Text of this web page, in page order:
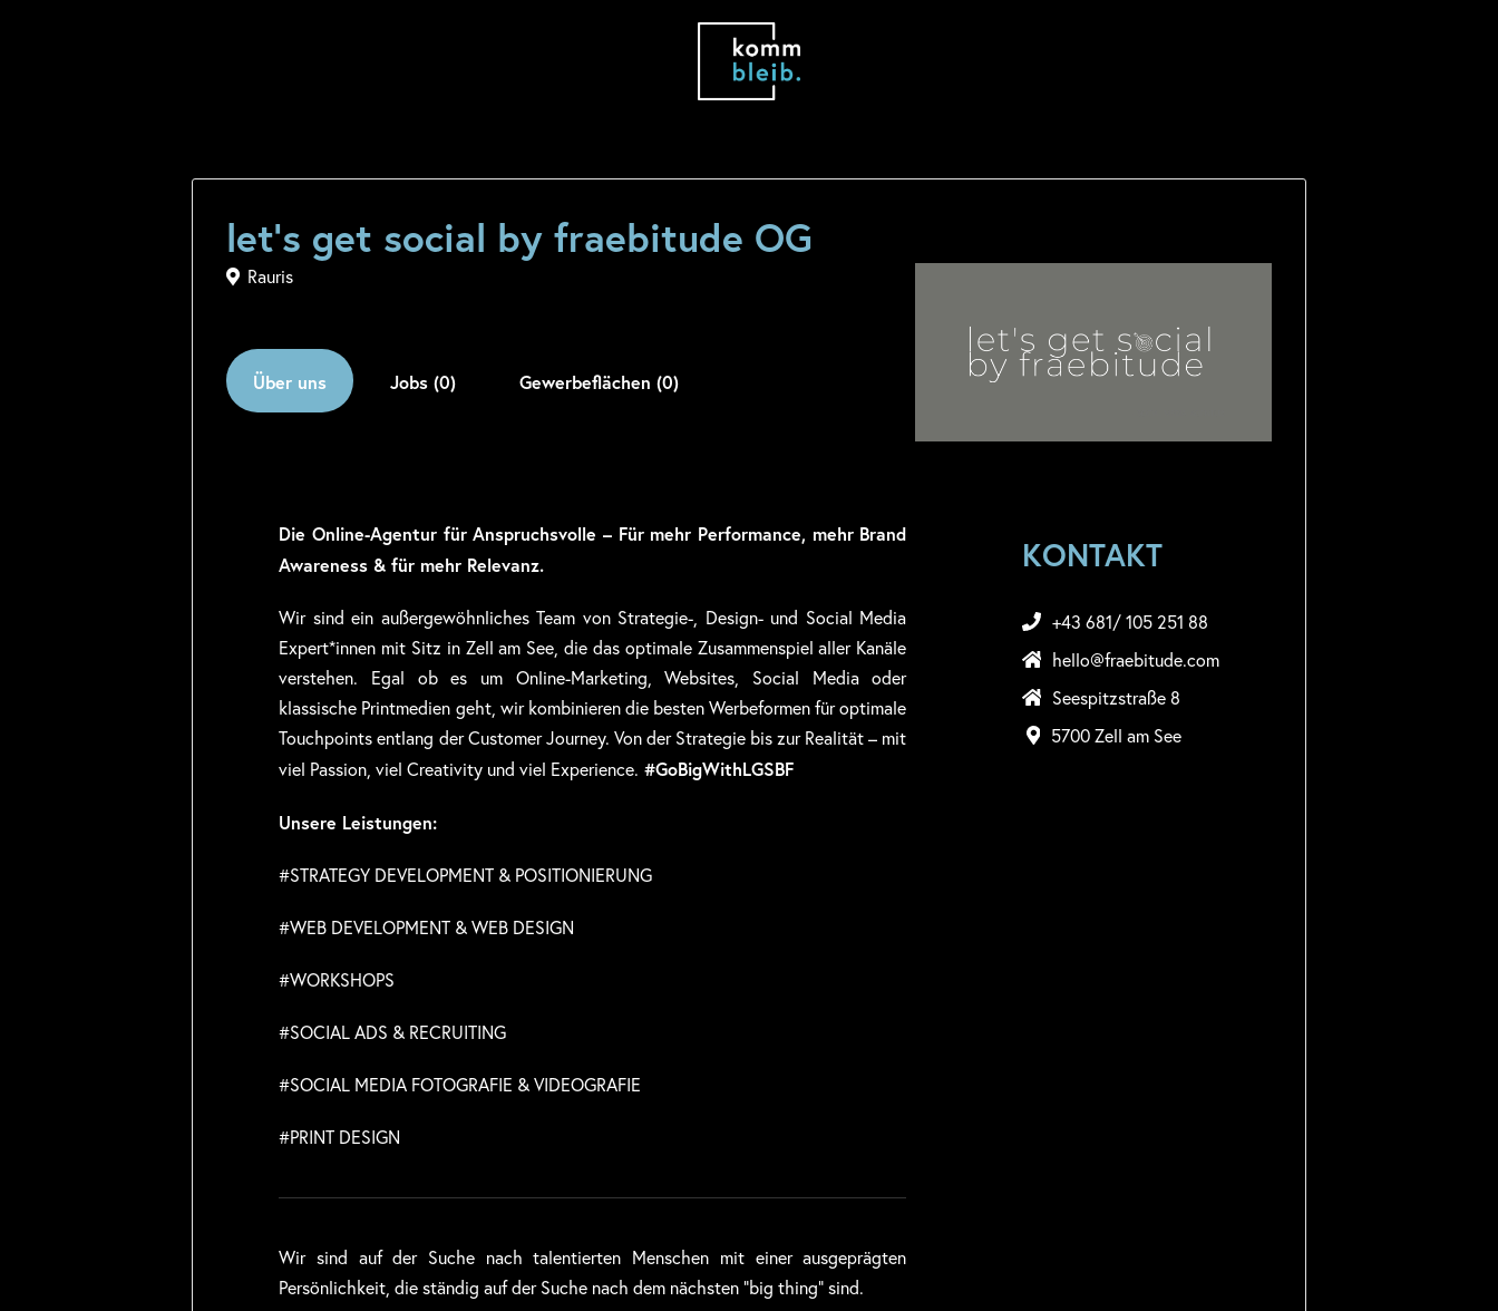
let’s get social by fraebitude OG
Rauris
Über uns Jobs (0) Gewerbeflächen (0)
Die Online-Agentur für Anspruchsvolle – Für mehr Performance, mehr Brand
Awareness & für mehr Relevanz.
Wir sind ein außergewöhnliches Team von Strategie-, Design- und Social Media
Expert*innen mit Sitz in Zell am See, die das optimale Zusammenspiel aller Kanäle
verstehen. Egal ob es um Online-Marketing, Websites, Social Media oder
klassische Printmedien geht, wir kombinieren die besten Werbeformen für optimale
Touchpoints entlang der Customer Journey. Von der Strategie bis zur Realität – mit
viel Passion, viel Creativity und viel Experience. #GoBigWithLGSBF
Unsere Leistungen:
#STRATEGY DEVELOPMENT & POSITIONIERUNG
#WEB DEVELOPMENT & WEB DESIGN
#WORKSHOPS
#SOCIAL ADS & RECRUITING
#SOCIAL MEDIA FOTOGRAFIE & VIDEOGRAFIE
#PRINT DESIGN
Wir sind auf der Suche nach talentierten Menschen mit einer ausgeprägten
Persönlichkeit, die ständig auf der Suche nach dem nächsten “big thing” sind.
KONTAKT
+43 681/ 105 251 88
hello@fraebitude.com
Seespitzstraße 8
5700 Zell am See